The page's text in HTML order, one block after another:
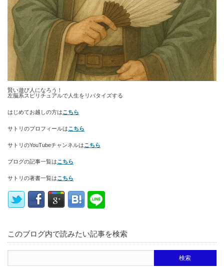
賢い遊び人になろう！
左脳系スピリチュアルで人生をリバタイズする
はじめてお越しの方はこちら
サトリのプロフィールはこちら
サトリのYouTubeチャンネルはこちら
ブログの記事一覧はこちら
サトリの著書一覧はこちら
このブログ内で読みたい記事を検索